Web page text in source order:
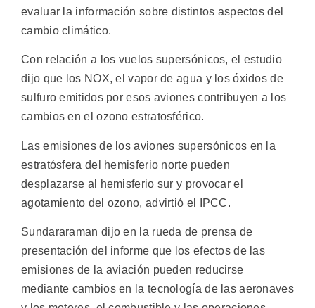
evaluar la información sobre distintos aspectos del
cambio climático.
Con relación a los vuelos supersónicos, el estudio
dijo que los NOX, el vapor de agua y los óxidos de
sulfuro emitidos por esos aviones contribuyen a los
cambios en el ozono estratosférico.
Las emisiones de los aviones supersónicos en la
estratósfera del hemisferio norte pueden
desplazarse al hemisferio sur y provocar el
agotamiento del ozono, advirtió el IPCC.
Sundararaman dijo en la rueda de prensa de
presentación del informe que los efectos de las
emisiones de la aviación pueden reducirse
mediante cambios en la tecnología de las aeronaves